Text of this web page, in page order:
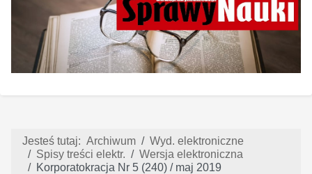
Jesteś tutaj: Archiwum
Wyd. elektroniczne
Spisy treści elektr.
Wersja elektroniczna
Korporatokracja Nr 5 (240) / maj 2019